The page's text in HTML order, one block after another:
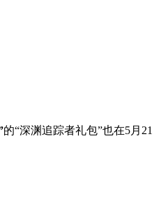
的“深渊追踪者礼包”也在5月21